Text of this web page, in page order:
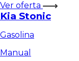
Ver oferta
Kia Stonic
Gasolina
Manual